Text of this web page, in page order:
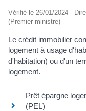
Vérifié le 26/01/2024 -
(Premier ministre)
Le crédit immobilier
logement à usage
d'habitation) ou d'un
logement.
Prêt épargne
(PEL)